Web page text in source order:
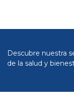
Descubre nuestra
de la salud y